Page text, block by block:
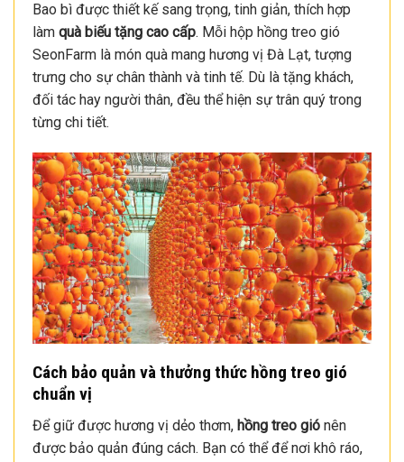
Bao bì được thiết kế sang trọng, tinh giản, thích hợp
làm quà biếu tặng cao cấp. Mỗi hộp hồng treo gió
SeonFarm là món quà mang hương vị Đà Lạt, tượng
trưng cho sự chân thành và tinh tế. Dù là tặng khách,
đối tác hay người thân, đều thể hiện sự trân quý trong
từng chi tiết.
Cách bảo quản và thưởng thức hồng treo gió
chuẩn vị
Để giữ được hương vị dẻo thơm, hồng treo gió nên
được bảo quản đúng cách. Bạn có thể để nơi khô ráo,